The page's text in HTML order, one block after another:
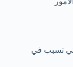
تسبب في